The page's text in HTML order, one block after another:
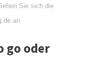
Sie sich die
an
go oder